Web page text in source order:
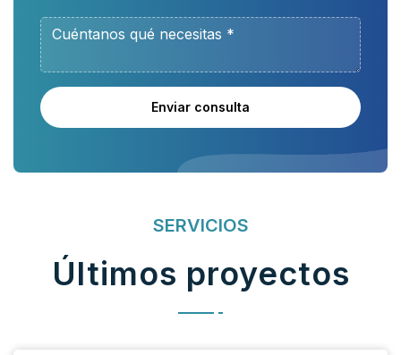
Enviar consulta
SERVICIOS
Últimos proyectos